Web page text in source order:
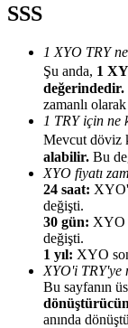
Yönlendirme
Arkadaşını
BTC Welcome
SSS
1 XYO TRY
Şu anda, 1
değerindedir.
zamanlı
1 TRY için
Mevcut döviz
alabilir. Bu
XYO fiyatı
24 saat:
değişti.
30 gün: XYO
değişti.
1 yıl: XYO
XYO'i TRY'ye
Bu sayfanın
anında